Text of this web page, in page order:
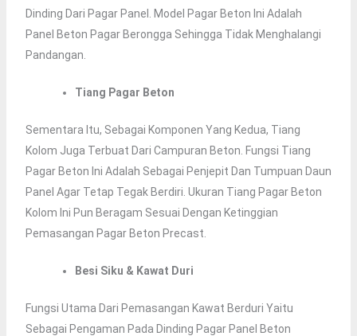
Dinding Dari Pagar Panel. Model Pagar Beton Ini Adalah
Panel Beton Pagar Berongga Sehingga Tidak Menghalangi
Pandangan.
Tiang Pagar Beton
Sementara Itu, Sebagai Komponen Yang Kedua, Tiang
Kolom Juga Terbuat Dari Campuran Beton. Fungsi Tiang
Pagar Beton Ini Adalah Sebagai Penjepit Dan Tumpuan Daun
Panel Agar Tetap Tegak Berdiri. Ukuran Tiang Pagar Beton
Kolom Ini Pun Beragam Sesuai Dengan Ketinggian
Pemasangan Pagar Beton Precast.
Besi Siku & Kawat Duri
Fungsi Utama Dari Pemasangan Kawat Berduri Yaitu
Sebagai Pengaman Pada Dinding Pagar Panel Beton